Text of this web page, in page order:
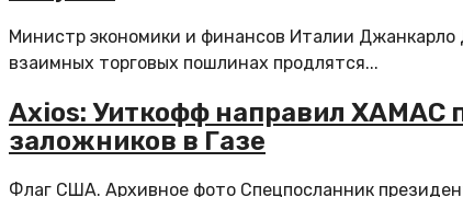
Министр экономики и финансов Италии
взаимных торговых пошлинах продлятся...
Axios: Уиткофф направил ХАМАС
заложников в Газе
Флаг США. Архивное фото Спецпосланник